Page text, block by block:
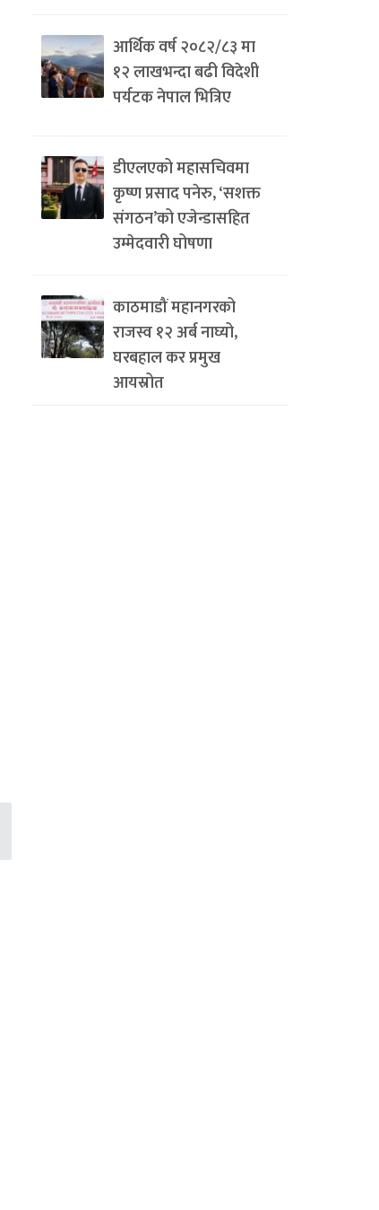
आर्थिक वर्ष २०८२/८३ मा
१२ लाखभन्दा बढी विदेशी
पर्यटक नेपाल भित्रिए
डीएलएको महासचिवमा
कृष्ण प्रसाद पनेरु, ‘सशक्त
संगठन’को एजेन्डासहित
उम्मेदवारी घोषणा
काठमाडौं महानगरको
राजस्व १२ अर्ब नाघ्यो,
घरबहाल कर प्रमुख
आयस्रोत